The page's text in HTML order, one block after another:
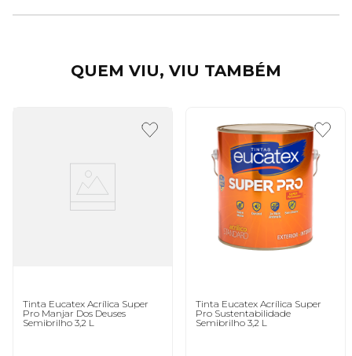
QUEM VIU, VIU TAMBÉM
Tinta Eucatex Acrílica Super
Pro Manjar Dos Deuses
Semibrilho 3,2 L
Tinta Eucatex Acrílica Super
Pro Sustentabilidade
Semibrilho 3,2 L